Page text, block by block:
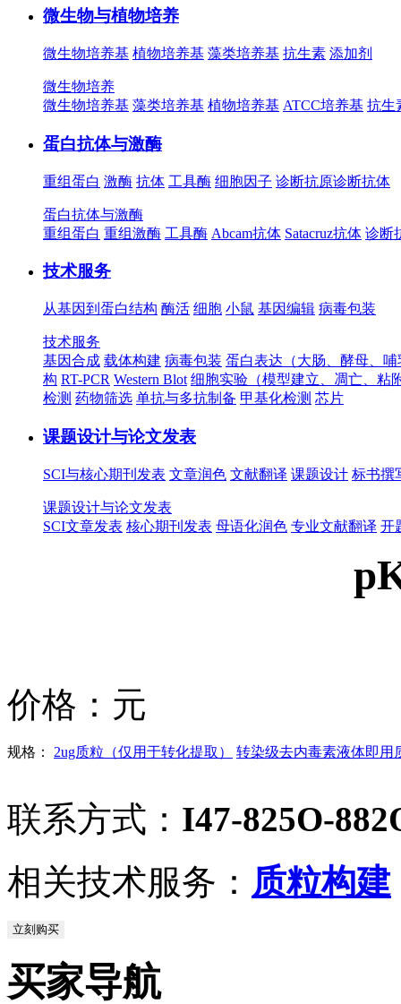
微生物与植物培养
微生物培养基 植物培养基 藻类培养基 抗生素 添加剂
微生物培养
微生物培养基 藻类培养基 植物培养基 ATCC培养基 抗生
蛋白抗体与激酶
重组蛋白 激酶 抗体 工具酶 细胞因子 诊断抗原诊断抗体
蛋白抗体与激酶
重组蛋白 重组激酶 工具酶 Abcam抗体 Satacruz抗体 诊断
技术服务
从基因到蛋白结构 酶活 细胞 小鼠 基因编辑 病毒包装
技术服务
基因合成 载体构建 病毒包装 蛋白表达（大肠、酵母、
构 RT-PCR Western Blot 细胞实验（模型建立、凋亡、粘
检测 药物筛选 单抗与多抗制备 甲基化检测 芯片
课题设计与论文发表
SCI与核心期刊发表 文章润色 文献翻译 课题设计 标书撰
课题设计与论文发表
SCI文章发表 核心期刊发表 母语化润色 专业文献翻译 开
价格： 元
规格： 2ug质粒（仅用于转化提取） 转染级去内毒素液体即用
联系方式： I47-825O-
相关技术服务： 质粒构建
立刻购买
买家导航